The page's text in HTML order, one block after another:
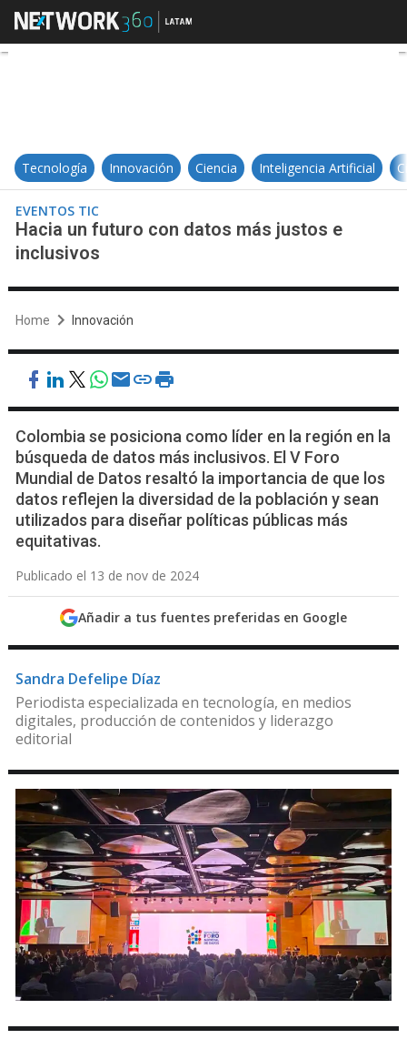
Hacia un futuro con datos más
Tecnología Innovación Ciencia Inteligencia Artificial
EVENTOS TIC
Hacia un futuro con datos más justos e
inclusivos
Home Innovación
Colombia se posiciona como líder en la región en la
búsqueda de datos más inclusivos. El V Foro
Mundial de Datos resaltó la importancia de que los
datos reflejen la diversidad de la población y sean
utilizados para diseñar políticas públicas más
equitativas.
Publicado el 13 de nov de 2024
Añadir a tus fuentes preferidas en Google
Sandra Defelipe Díaz
Periodista especializada en tecnología, en medios
digitales, producción de contenidos y liderazgo
editorial